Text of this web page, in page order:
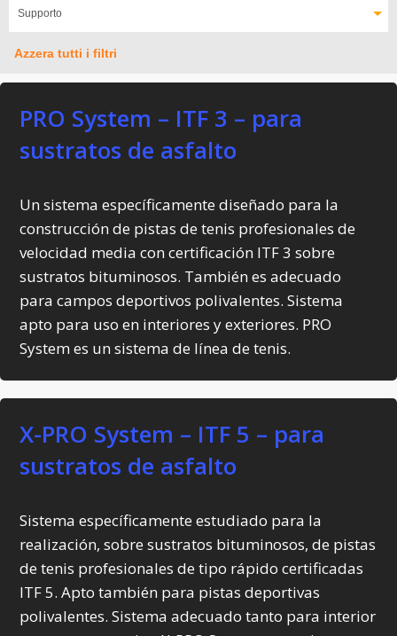
Azzera tutti i filtri
PRO System – ITF 3 – para
sustratos de asfalto
Un sistema específicamente diseñado para la
construcción de pistas de tenis profesionales de
velocidad media con certificación ITF 3 sobre
sustratos bituminosos. También es adecuado
para campos deportivos polivalentes. Sistema
apto para uso en interiores y exteriores. PRO
System es un sistema de línea de tenis.
X-PRO System – ITF 5 – para
sustratos de asfalto
Sistema específicamente estudiado para la
realización, sobre sustratos bituminosos, de pistas
de tenis profesionales de tipo rápido certificadas
ITF 5. Apto también para pistas deportivas
polivalentes. Sistema adecuado tanto para interior